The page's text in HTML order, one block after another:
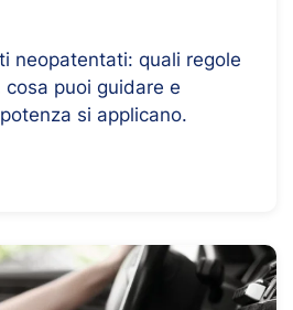
neopatentati: quali regole
puoi guidare e
si applicano.